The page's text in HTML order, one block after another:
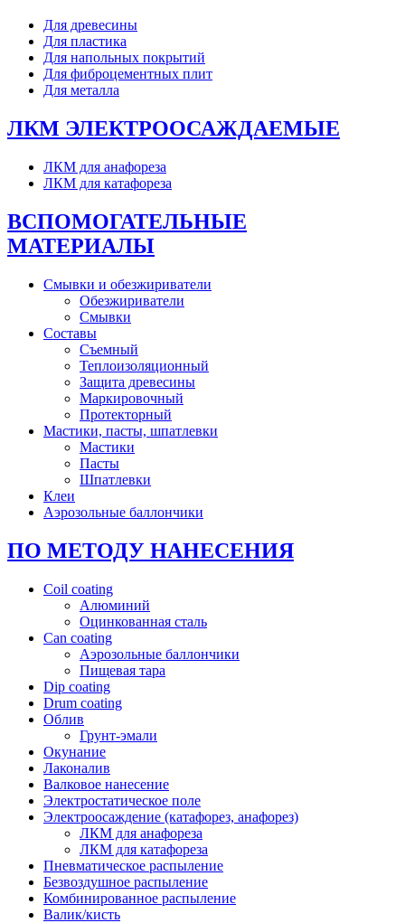
Для древесины
Для пластика
Для напольных покрытий
Для фиброцементных плит
Для металла
ЛКМ ЭЛЕКТРООСАЖДАЕМЫЕ
ЛКМ для анафореза
ЛКМ для катафореза
ВСПОМОГАТЕЛЬНЫЕ
МАТЕРИАЛЫ
Смывки и обезжириватели
Обезжириватели
Смывки
Составы
Съемный
Теплоизоляционный
Защита древесины
Маркировочный
Протекторный
Мастики, пасты, шпатлевки
Мастики
Пасты
Шпатлевки
Клеи
Аэрозольные баллончики
ПО МЕТОДУ НАНЕСЕНИЯ
Coil coating
Алюминий
Оцинкованная сталь
Can coating
Аэрозольные баллончики
Пищевая тара
Dip coating
Drum coating
Облив
Грунт-эмали
Окунание
Лаконалив
Валковое нанесение
Электростатическое поле
Электроосаждение (катафорез, анафорез)
ЛКМ для анафореза
ЛКМ для катафореза
Пневматическое распыление
Безвоздушное распыление
Комбинированное распыление
Валик/кисть